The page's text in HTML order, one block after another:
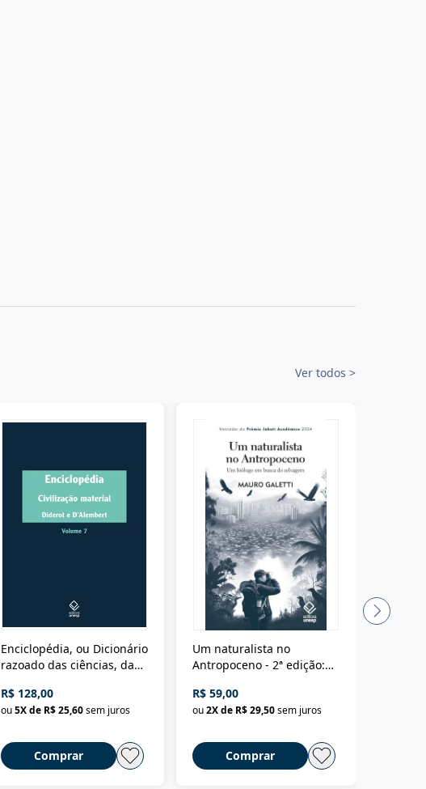
Ver todos >
Enciclopédia, ou Dicionário
razoado das ciências, das
Civilização material
R$ 128,00
ou5X de R$ 25,60sem juros
Comprar
Um naturalista no
Antropoceno - 2ª edição:
selvagem
R$ 59,00
ou2X de R$ 29,50sem juros
Comprar